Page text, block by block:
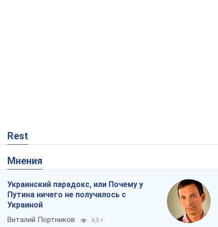
Rest
Мнения
Украинский парадокс, или Почему у
Путина ничего не получилось с
Украиной
Виталий Портников 4,5 т.